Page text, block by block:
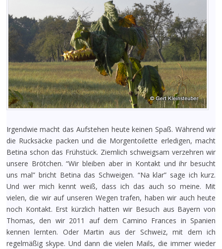
Irgendwie macht das Aufstehen heute keinen Spaß. Während wir
die Rucksäcke packen und die Morgentoilette erledigen, macht
Betina schon das Frühstück. Ziemlich schweigsam verzehren wir
unsere Brötchen. “Wir bleiben aber in Kontakt und ihr besucht
uns mal” bricht Betina das Schweigen. “Na klar” sage ich kurz.
Und wer mich kennt weiß, dass ich das auch so meine. Mit
vielen, die wir auf unseren Wegen trafen, haben wir auch heute
noch Kontakt. Erst kürzlich hatten wir Besuch aus Bayern von
Thomas, den wir 2011 auf dem Camino Frances in Spanien
kennen lernten. Oder Martin aus der Schweiz, mit dem ich
regelmäßig skype. Und dann die vielen Mails, die immer wieder